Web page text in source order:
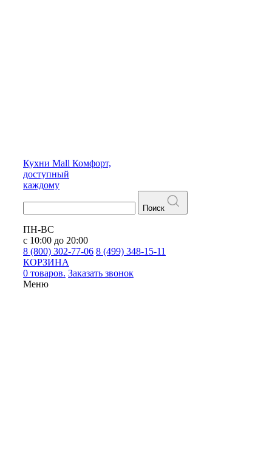
Кухни Mall Комфорт,
доступный
каждому
Поиск
ПН-ВС
с 10:00 до 20:00
8 (800) 302-77-06 8 (499) 348-15-11
КОРЗИНА
0 товаров. Заказать звонок
Меню